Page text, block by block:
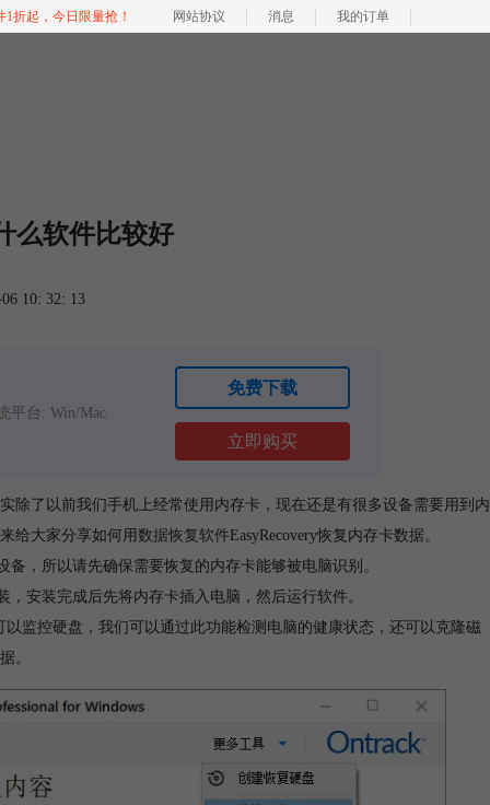
折起，今日限量抢！ 网站协议 消息 我的订单
么软件比较好
10: 32: 13
平台: Win/Mac
免费下载
立即购买
除了以前我们手机上经常使用内存卡，现在还是有很多设备需要用到内
给大家分享如何用 数据恢复软件EasyRecovery恢复内存卡数据。
，所以请先确保需要恢复的内存卡能够被电脑识别。
安装完成后先将内存卡插入电脑，然后运行软件。
以监控硬盘，我们可以通过此功能检测电脑的健康状态，还可以克隆磁
。